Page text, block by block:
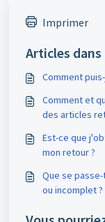
Imprimer
Articles dans
Comment
Comment et
des articles
Est-ce que
mon retour ?
Que se
ou incomplet ?